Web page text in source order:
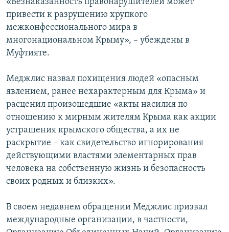
«Безнаказанность правонарушителей может
привести к разрушению хрупкого
межконфессионального мира в
многонациональном Крыму», – убеждены в
Муфтияте.
Меджлис назвал похищения людей «опасным
явлением, ранее нехарактерным для Крыма» и
расценил произошедшие «акты насилия по
отношению к мирным жителям Крыма как акции
устрашения крымского общества, а их не
раскрытие – как свидетельство игнорирования
действующими властями элементарных прав
человека на собственную жизнь и безопасность
своих родных и близких».
В своем недавнем обращении Меджлис призвал
международные организации, в частности,